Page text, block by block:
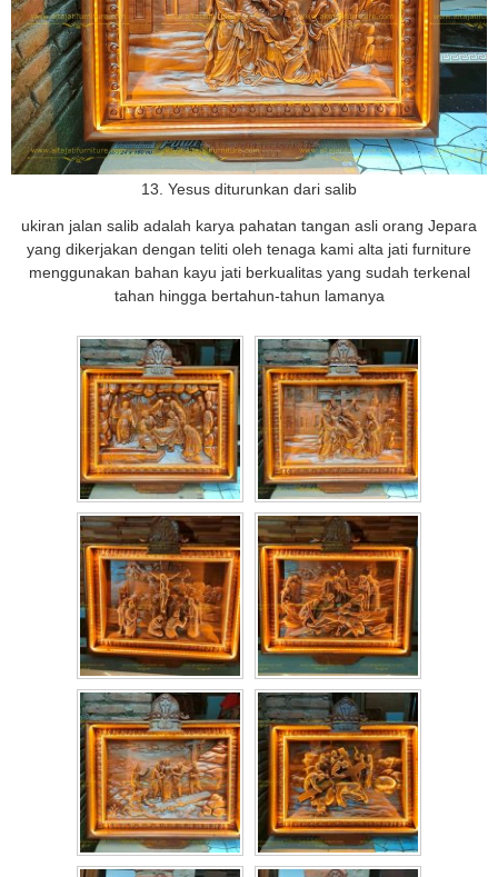
13. Yesus diturunkan dari salib
ukiran jalan salib adalah karya pahatan tangan asli orang Jepara
yang dikerjakan dengan teliti oleh tenaga kami alta jati furniture
menggunakan bahan kayu jati berkualitas yang sudah terkenal
tahan hingga bertahun-tahun lamanya